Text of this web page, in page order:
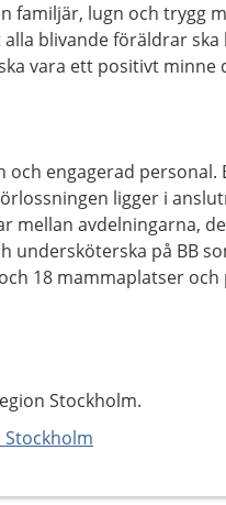
familjär, lugn och trygg
blivande föräldrar
vara ett positivt
och engagerad
ligger i
mellan avdelningarna,
undersköterska på BB
18 mammaplatser
Stockholm.
Stockholm